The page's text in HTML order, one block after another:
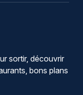
sortir, découvrir
bons plans